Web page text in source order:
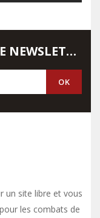
INSCRIVEZ-VOUS À NOTRE NEWSLETTER
site libre et vous y
les combats de